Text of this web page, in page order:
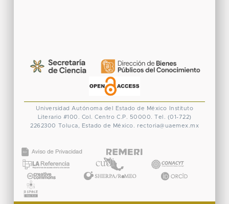
Universidad Autónoma del Estado de México
Instituto
Literario #100. Col. Centro C.P. 50000. Tel. (01-722)
2262300 Toluca, Estado de México. rectoria@uaemex.mx